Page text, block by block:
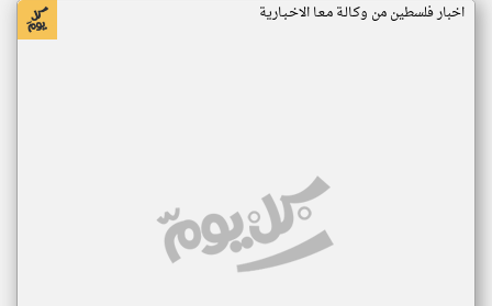
اخبار فلسطين من وكـالـة مـعـا الاخـبـارية